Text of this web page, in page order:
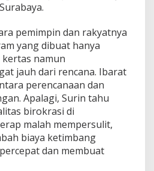
pemimpin dan rakyatnya
yang dibuat hanya
namun
jauh dari rencana. Ibarat
perencanaan dan
Apalagi, Surin tahu
birokrasi di
malah mempersulit,
biaya ketimbang
dan membuat